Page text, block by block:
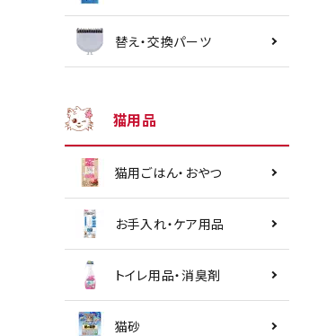
替え・交換パーツ
猫用品
猫用ごはん・おやつ
お手入れ・ケア用品
トイレ用品・消臭剤
猫砂